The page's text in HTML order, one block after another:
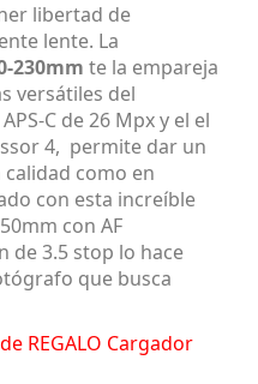
libertad de
lente. La
230mm te la empareja
versátiles del
C de 26 Mpx y el el
4, permite dar un
como en
con esta increíble
con AF
de 3.5 stop lo hace
que busca
REGALO Cargador